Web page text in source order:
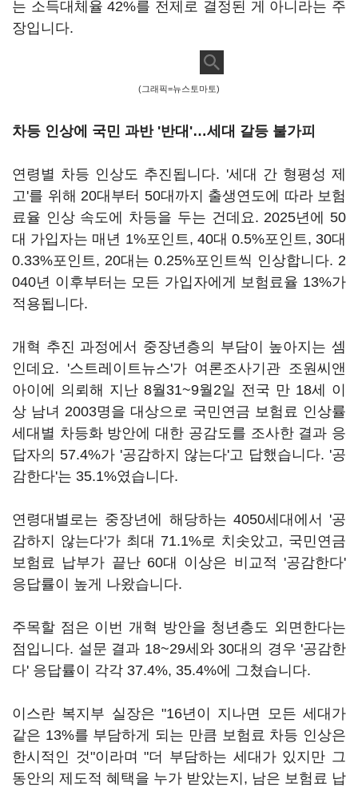
는 소득대체율 42%를 전제로 결정된 게 아니라는 주
장입니다.
(그래픽=뉴스토마토)
차등 인상에 국민 과반 '반대'…세대 갈등 불가피
연령별 차등 인상도 추진됩니다. '세대 간 형평성 제
고'를 위해 20대부터 50대까지 출생연도에 따라 보험
료율 인상 속도에 차등을 두는 건데요. 2025년에 50
대 가입자는 매년 1%포인트, 40대 0.5%포인트, 30대
0.33%포인트, 20대는 0.25%포인트씩 인상합니다. 2
040년 이후부터는 모든 가입자에게 보험료율 13%가
적용됩니다.
개혁 추진 과정에서 중장년층의 부담이 높아지는 셈
인데요. '스트레이트뉴스'가 여론조사기관 조원씨앤
아이에 의뢰해 지난 8월31~9월2일 전국 만 18세 이
상 남녀 2003명을 대상으로 국민연금 보험료 인상률
세대별 차등화 방안에 대한 공감도를 조사한 결과 응
답자의 57.4%가 '공감하지 않는다'고 답했습니다. '공
감한다'는 35.1%였습니다.
연령대별로는 중장년에 해당하는 4050세대에서 '공
감하지 않는다'가 최대 71.1%로 치솟았고, 국민연금
보험료 납부가 끝난 60대 이상은 비교적 '공감한다'
응답률이 높게 나왔습니다.
주목할 점은 이번 개혁 방안을 청년층도 외면한다는
점입니다. 설문 결과 18~29세와 30대의 경우 '공감한
다' 응답률이 각각 37.4%, 35.4%에 그쳤습니다.
이스란 복지부 실장은 "16년이 지나면 모든 세대가
같은 13%를 부담하게 되는 만큼 보험료 차등 인상은
한시적인 것"이라며 "더 부담하는 세대가 있지만 그
동안의 제도적 혜택을 누가 받았는지, 남은 보험료 납